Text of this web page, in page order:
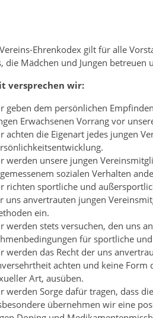
Ehrenkodex gilt für alle
die Mädchen und Jungen betreuen
versprechen wir:
geben dem persönlichen
Erwachsenen Vorrang vor
achten die Eigenart jedes jungen
werden unsere jungen
sozialen Verhalten
richten sportliche und
uns anvertrauten jungen
ein.
werden stets versuchen, den uns
für sportliche
werden das Recht der uns
achten und keine Form
Art, ausüben.
werden Sorge dafür tragen, dass
übernehmen wir eine